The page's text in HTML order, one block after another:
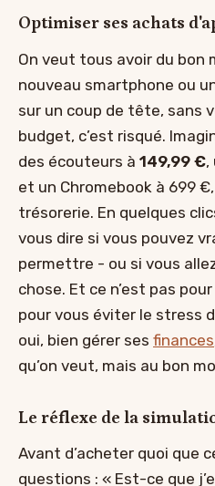
Optimiser ses achats
On veut tous avoir du bon
nouveau smartphone ou
sur un coup de tête, sans
budget, c’est risqué.
des écouteurs à 149,99 €,
et un Chromebook à 699
trésorerie. En quelques
vous dire si vous pouvez
permettre - ou si vous
chose. Et ce n’est pas
pour vous éviter le stress
oui, bien gérer ses finances
qu’on veut, mais au bon
Le réflexe de la
Avant d’acheter quoi que
questions : « Est-ce que